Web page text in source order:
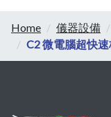
Home 儀器設備
C2 微電腦超快